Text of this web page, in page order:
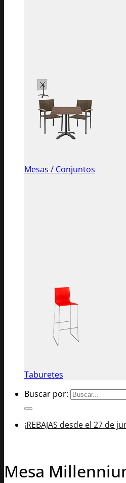
Mesas / Conjuntos
Taburetes
Buscar por:
¡REBAJAS desde el 27 de
Mesa